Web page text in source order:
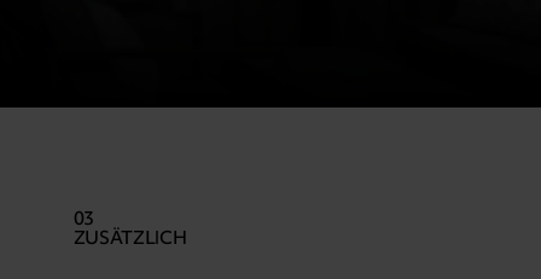
03
ZUSÄTZLICH